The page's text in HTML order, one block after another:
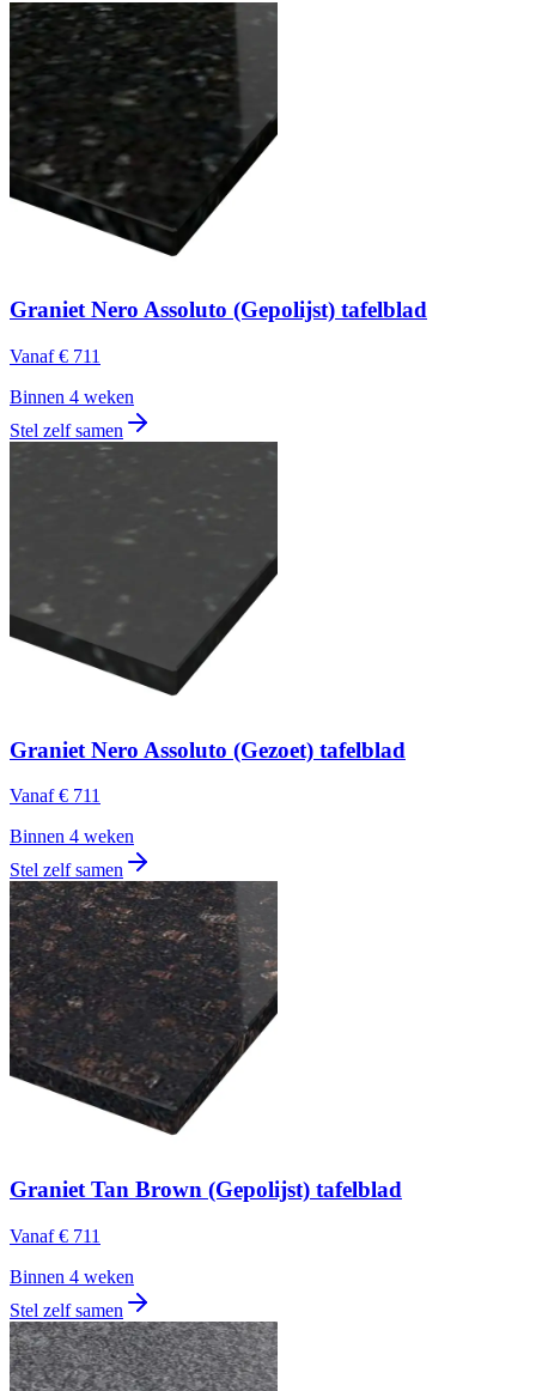
Graniet Nero Assoluto (Gepolijst) tafelblad
Vanaf € 711
Binnen 4 weken
Stel zelf samen
Graniet Nero Assoluto (Gezoet) tafelblad
Vanaf € 711
Binnen 4 weken
Stel zelf samen
Graniet Tan Brown (Gepolijst) tafelblad
Vanaf € 711
Binnen 4 weken
Stel zelf samen